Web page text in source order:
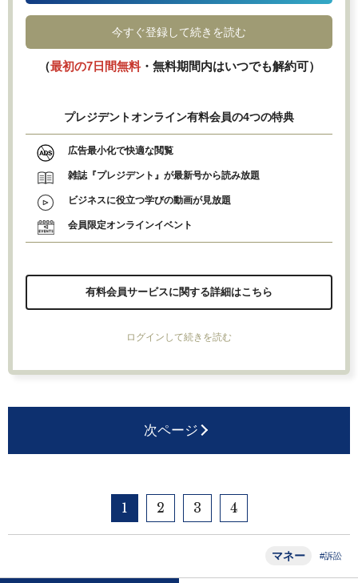
今すぐ登録して続きを読む
（最初の7日間無料・無料期間内はいつでも解約可）
プレジデントオンライン有料会員の4つの特典
広告最小化で快適な閲覧
雑誌『プレジデント』が最新号から読み放題
ビジネスに役立つ学びの動画が見放題
会員限定オンラインイベント
有料会員サービスに関する詳細はこちら
ログインして続きを読む
次ページ
1 2 3 4
マネー #訴訟